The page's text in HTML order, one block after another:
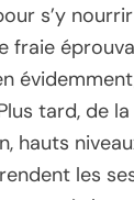
s’y
fraie
tard, de
hauts
les